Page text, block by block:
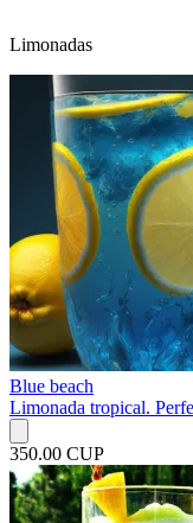
Limonadas
Blue beach
Limonada tropical.
350.00 CUP